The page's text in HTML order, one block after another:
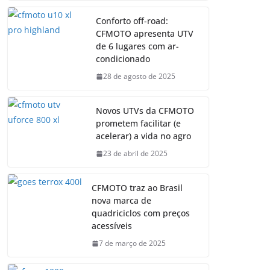
Conforto off-road:
CFMOTO apresenta UTV
de 6 lugares com ar-
condicionado
28 de agosto de 2025
Novos UTVs da CFMOTO
prometem facilitar (e
acelerar) a vida no agro
23 de abril de 2025
CFMOTO traz ao Brasil
nova marca de
quadriciclos com preços
acessíveis
7 de março de 2025